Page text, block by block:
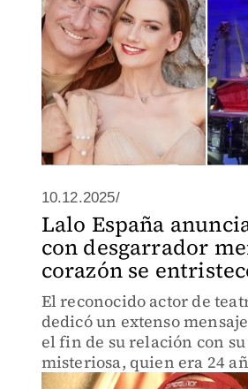
10.12.2025/
Lalo España
con desgarrador
corazón se
El reconocido actor de
dedicó un extenso
el fin de su relación con
misteriosa, quien era 24